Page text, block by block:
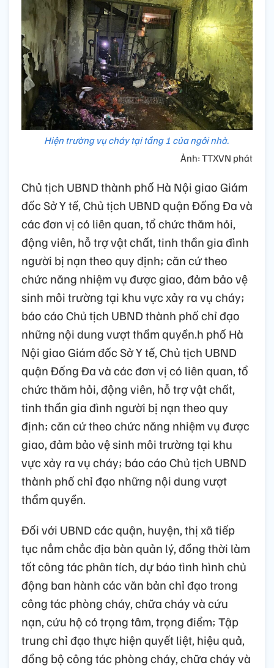
Hiện trường vụ cháy tại tầng 1 của ngôi nhà.
Ảnh: TTXVN phát
Chủ tịch UBND thành phố Hà Nội giao Giám
đốc Sở Y tế, Chủ tịch UBND quận Đống Đa và
các đơn vị có liên quan, tổ chức thăm hỏi,
động viên, hỗ trợ vật chất, tinh thần gia đình
người bị nạn theo quy định; căn cứ theo
chức năng nhiệm vụ được giao, đảm bảo vệ
sinh môi trường tại khu vực xảy ra vụ cháy;
báo cáo Chủ tịch UBND thành phố chỉ đạo
những nội dung vượt thẩm quyền.h phố Hà
Nội giao Giám đốc Sở Y tế, Chủ tịch UBND
quận Đống Đa và các đơn vị có liên quan, tổ
chức thăm hỏi, động viên, hỗ trợ vật chất,
tinh thần gia đình người bị nạn theo quy
định; căn cứ theo chức năng nhiệm vụ được
giao, đảm bảo vệ sinh môi trường tại khu
vực xảy ra vụ cháy; báo cáo Chủ tịch UBND
thành phố chỉ đạo những nội dung vượt
thẩm quyền.
Đối với UBND các quận, huyện, thị xã tiếp
tục nắm chắc địa bàn quản lý, đồng thời làm
tốt công tác phân tích, dự báo tình hình chủ
động ban hành các văn bản chỉ đạo trong
công tác phòng cháy, chữa cháy và cứu
nạn, cứu hộ có trọng tâm, trọng điểm; Tập
trung chỉ đạo thực hiện quyết liệt, hiệu quả,
đồng bộ công tác phòng cháy, chữa cháy và